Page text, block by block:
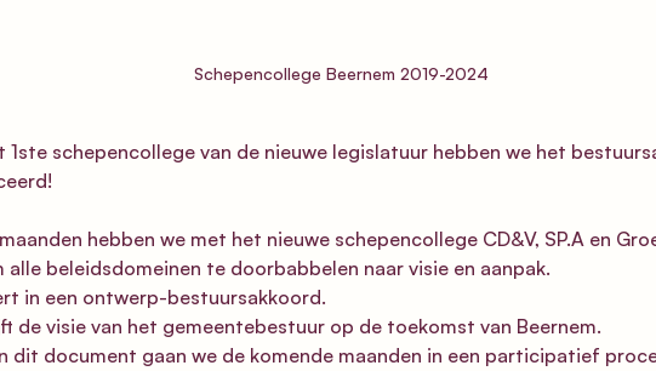
Schepencollege Beernem 2019-2024
1ste schepencollege van de nieuwe legislatuur hebben we het
hebben we met het nieuwe schepencollege CD&V, SP.A en
alle beleidsdomeinen te doorbabbelen naar visie en aanpak.
in een ontwerp-bestuursakkoord.
de visie van het gemeentebestuur op de toekomst van Beernem.
dit document gaan we de komende maanden in een participatief